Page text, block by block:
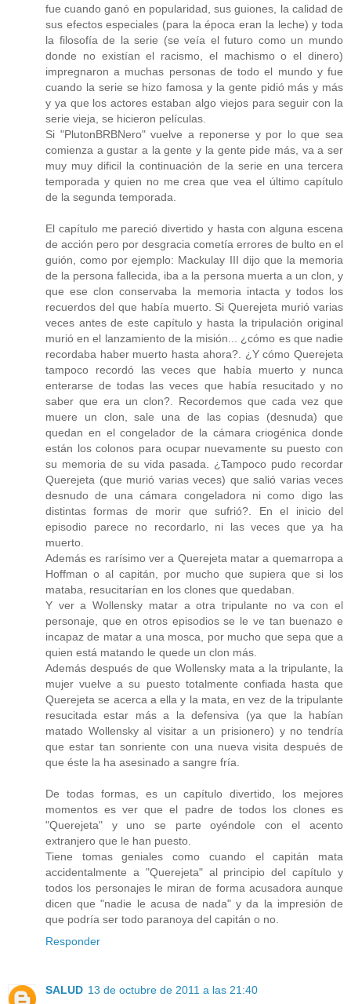
fue cuando ganó en popularidad, sus guiones, la calidad de
sus efectos especiales (para la época eran la leche) y toda
la filosofía de la serie (se veía el futuro como un mundo
donde no existían el racismo, el machismo o el dinero)
impregnaron a muchas personas de todo el mundo y fue
cuando la serie se hizo famosa y la gente pidió más y más
y ya que los actores estaban algo viejos para seguir con la
serie vieja, se hicieron películas.
Si "PlutonBRBNero" vuelve a reponerse y por lo que sea
comienza a gustar a la gente y la gente pide más, va a ser
muy muy dificil la continuación de la serie en una tercera
temporada y quien no me crea que vea el último capítulo
de la segunda temporada.
El capítulo me pareció divertido y hasta con alguna escena
de acción pero por desgracia cometía errores de bulto en el
guión, como por ejemplo: Mackulay III dijo que la memoria
de la persona fallecida, iba a la persona muerta a un clon, y
que ese clon conservaba la memoria intacta y todos los
recuerdos del que había muerto. Si Querejeta murió varias
veces antes de este capítulo y hasta la tripulación original
murió en el lanzamiento de la misión... ¿cómo es que nadie
recordaba haber muerto hasta ahora?. ¿Y cómo Querejeta
tampoco recordó las veces que había muerto y nunca
enterarse de todas las veces que había resucitado y no
saber que era un clon?. Recordemos que cada vez que
muere un clon, sale una de las copias (desnuda) que
quedan en el congelador de la cámara criogénica donde
están los colonos para ocupar nuevamente su puesto con
su memoria de su vida pasada. ¿Tampoco pudo recordar
Querejeta (que murió varias veces) que salió varias veces
desnudo de una cámara congeladora ni como digo las
distintas formas de morir que sufrió?. En el inicio del
episodio parece no recordarlo, ni las veces que ya ha
muerto.
Además es rarísimo ver a Querejeta matar a quemarropa a
Hoffman o al capitán, por mucho que supiera que si los
mataba, resucitarían en los clones que quedaban.
Y ver a Wollensky matar a otra tripulante no va con el
personaje, que en otros episodios se le ve tan buenazo e
incapaz de matar a una mosca, por mucho que sepa que a
quien está matando le quede un clon más.
Además después de que Wollensky mata a la tripulante, la
mujer vuelve a su puesto totalmente confiada hasta que
Querejeta se acerca a ella y la mata, en vez de la tripulante
resucitada estar más a la defensiva (ya que la habían
matado Wollensky al visitar a un prisionero) y no tendría
que estar tan sonriente con una nueva visita después de
que éste la ha asesinado a sangre fría.
De todas formas, es un capítulo divertido, los mejores
momentos es ver que el padre de todos los clones es
"Querejeta" y uno se parte oyéndole con el acento
extranjero que le han puesto.
Tiene tomas geniales como cuando el capitán mata
accidentalmente a "Querejeta" al principio del capítulo y
todos los personajes le miran de forma acusadora aunque
dicen que "nadie le acusa de nada" y da la impresión de
que podría ser todo paranoya del capitán o no.
Responder
SALUD 13 de octubre de 2011 a las 21:40